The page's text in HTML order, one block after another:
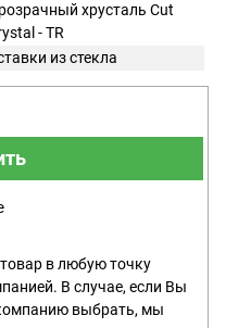
хрусталь Cut
- TR
из стекла
в любую точку
В случае, если Вы
выбрать, мы